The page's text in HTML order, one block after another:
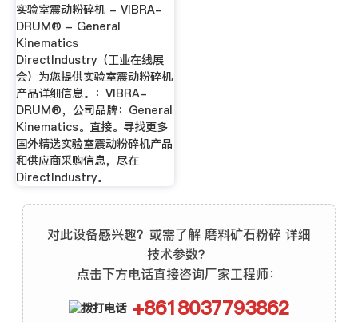
实验室震动粉碎机 - VIBRA-
DRUM® - General
Kinematics
DirectIndustry（工业在线展
会）为您提供实验室震动粉碎机
产品详细信息。：VIBRA-
DRUM®，公司品牌：General
Kinematics。直接。寻找更多
国外精选实验室震动粉碎机产品
和供应商采购信息，尽在
DirectIndustry。
对此设备感兴趣？或需了解 磨料矿石粉碎 详细
技术参数？
点击下方电话直接咨询厂家工程师：
+8618037793862